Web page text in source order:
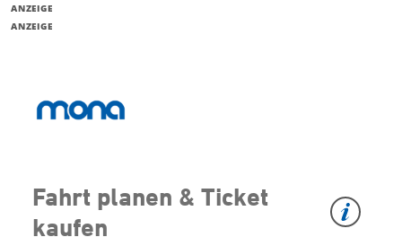
ANZEIGE
ANZEIGE